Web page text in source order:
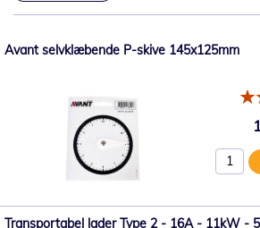
Avant selvklæbende P-skive 145x125mm
Transportabel lader Type 2 - 16A - 11kW -